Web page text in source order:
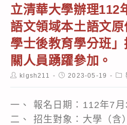
立清華大學辦理112
語文領域本土語文
學士後教育學分班
關人員踴躍參加。
Postklgsh211
Post2023-05-19
一、 報名日期：112年7月
二、 招生對象：大學（含